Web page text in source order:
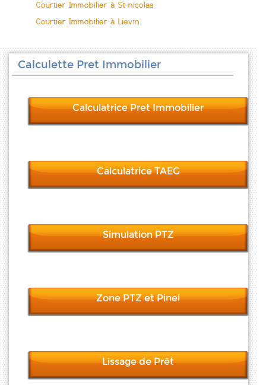
Courtier Immobilier à St-nicolas
Courtier Immobilier à Lievin
Calculette Pret Immobilier
Calculatrice Pret Immobilier
Calculatrice TAEG
Simulation PTZ
Zone PTZ et Pinel
Lissage de Prêt